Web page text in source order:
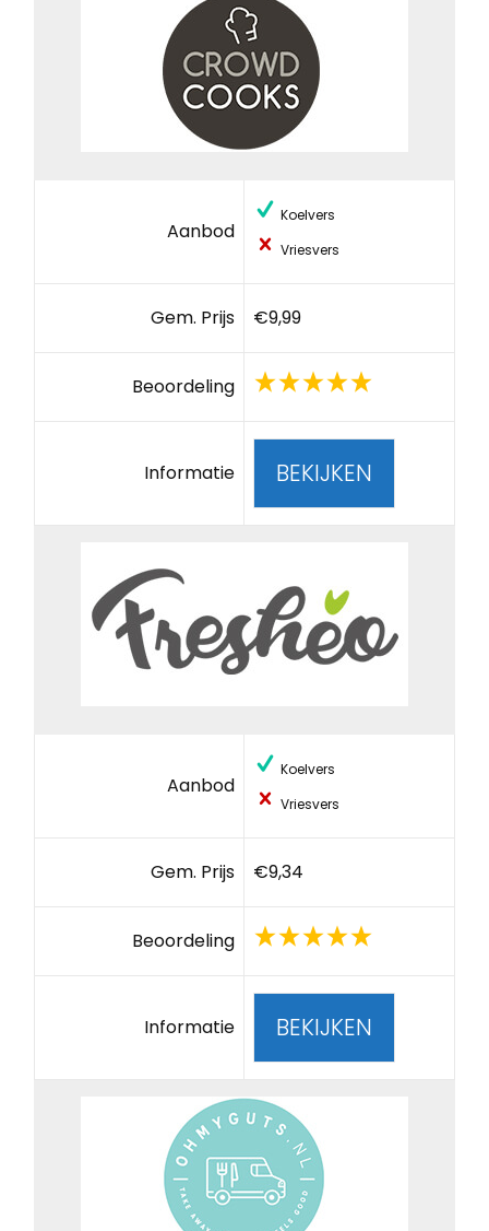
Aanbod
Koelvers
Vriesvers
Gem. Prijs €9,99
Beoordeling
Informatie BEKIJKEN
Aanbod
Koelvers
Vriesvers
Gem. Prijs €9,34
Beoordeling
Informatie BEKIJKEN